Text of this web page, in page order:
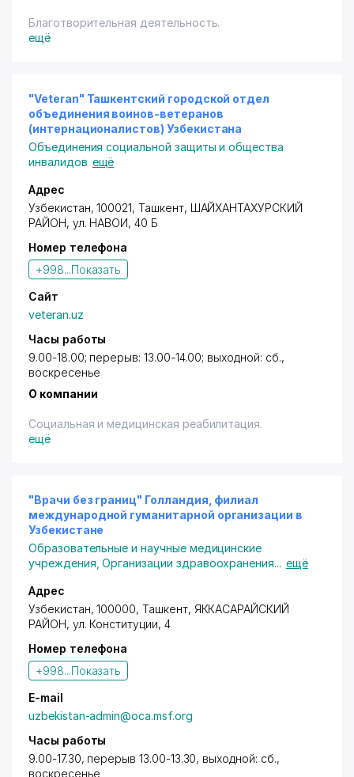
Благотворительная деятельность.
ещё
"Veteran" Ташкентский городской отдел
объединения воинов-ветеранов
(интернационалистов) Узбекистана
Объединения социальной защиты и общества
инвалидов ещё
Адрес
Узбекистан, 100021, Ташкент, ШАЙХАНТАХУРСКИЙ
РАЙОН, ул. НАВОИ, 40 Б
Номер телефона
+998...Показать
Сайт
veteran.uz
Часы работы
9.00-18.00; перерыв: 13.00-14.00; выходной: сб.,
воскресенье
О компании
Социальная и медицинская реабилитация.
ещё
"Врачи без границ" Голландия, филиал
международной гуманитарной организации в
Узбекистане
Образовательные и научные медицинские
учреждения ,Организации здравоохранения... ещё
Адрес
Узбекистан, 100000, Ташкент, ЯККАСАРАЙСКИЙ
РАЙОН, ул. Конституции, 4
Номер телефона
+998...Показать
E-mail
uzbekistan-admin@oca.msf.org
Часы работы
9.00-17.30, перерыв 13.00-13.30, выходной: сб.,
воскресенье